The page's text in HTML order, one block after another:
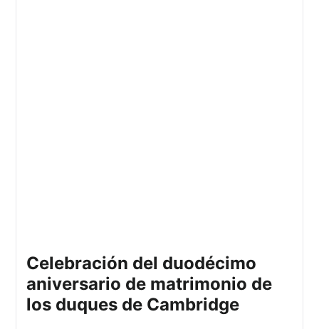
celebración del duodécimo
aniversario de matrimonio de
los duques de Cambridge